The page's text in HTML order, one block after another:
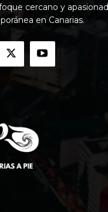
cercano y
en Canarias.